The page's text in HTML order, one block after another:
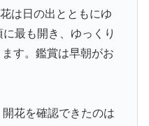
は日の出とともにゆ
最も開き、ゆっくり
す。鑑賞は早朝がお
花を確認できたのは